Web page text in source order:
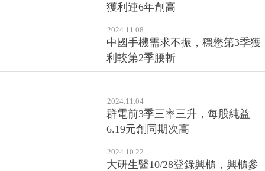
獲利連6年創高
2024.11.08
中國手機需求不振，穩懋第3季獲
利較第2季腰斬
2024.11.04
群電前3季三率三升，每股純益
6.19元創同期次高
2024.10.22
大研生醫10/28登錄興櫃，興櫃參